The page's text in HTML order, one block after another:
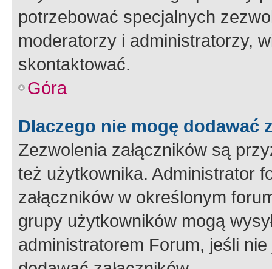
potrzebować specjalnych
moderatorzy i administratorzy,
skontaktować.
Góra
Dlaczego nie mogę dodawać
Zezwolenia załączników są
też użytkownika. Administrator
załączników w określonym
grupy użytkowników mogą
administratorem Forum, jeśli